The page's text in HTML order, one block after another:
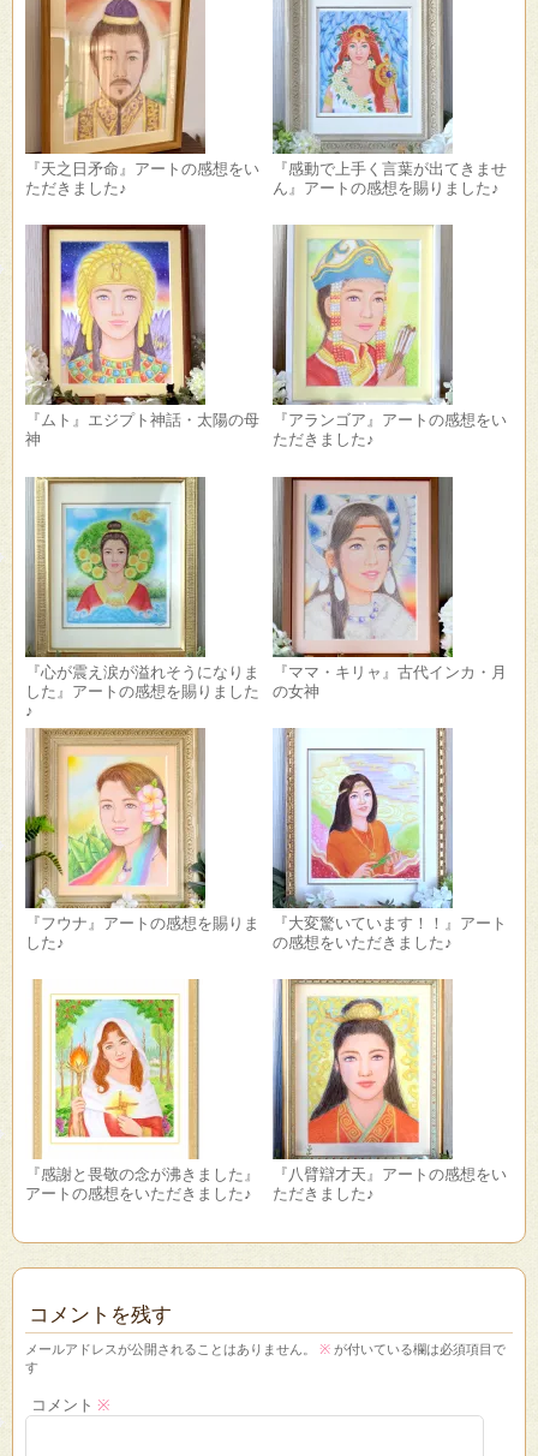
『天之日矛命』アートの感想をい
ただきました♪
『感動で上手く言葉が出てきませ
ん』アートの感想を賜りました♪
『ムト』エジプト神話・太陽の母
神
『アランゴア』アートの感想をい
ただきました♪
『心が震え涙が溢れそうになりま
した』アートの感想を賜りました
♪
『ママ・キリャ』古代インカ・月
の女神
『フウナ』アートの感想を賜りま
した♪
『大変驚いています！！』アート
の感想をいただきました♪
『感謝と畏敬の念が沸きました』
アートの感想をいただきました♪
『八臂辯才天』アートの感想をい
ただきました♪
コメントを残す
メールアドレスが公開されることはありません。 ※ が付いている欄は必須項目で
す
コメント ※